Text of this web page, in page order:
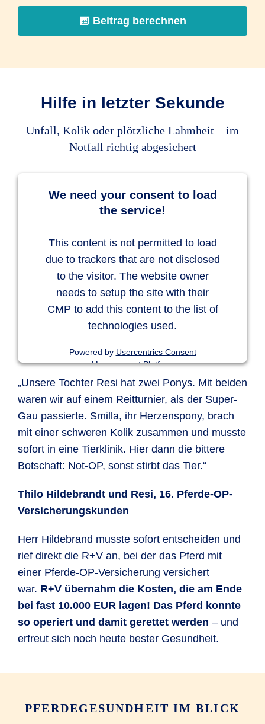
OP am Fesselringband
Sehnenscheiden, Brust- und
Geschlechtstrakt
Chip-Operation
Arthroskopie und Arthrotomie
unbegrenzt
Beitrag berechnen
Hilfe in letzter Sekunde
Unfall, Kolik oder plötzliche Lahmheit – im
Notfall richtig abgesichert
We need your consent to load
the service!
This content is not permitted to load
due to trackers that are not disclosed
to the visitor. The website owner
needs to setup the site with their
CMP to add this content to the list of
technologies used.
Powered by Usercentrics Consent
Management Platform
„Unsere Tochter Resi hat zwei Ponys. Mit beiden
waren wir auf einem Reitturnier, als der Super-
Gau passierte. Smilla, ihr Herzenspony, brach
mit einer schweren Kolik zusammen und musste
sofort in eine Tierklinik. Hier dann die bittere
Botschaft: Not-OP, sonst stirbt das Tier.“
Thilo Hildebrandt und Resi, 16. Pferde-OP-
Versicherungskunden
Herr Hildebrand musste sofort entscheiden und
rief direkt die R+V an, bei der das Pferd mit
einer Pferde-OP-Versicherung versichert
war. R+V übernahm die Kosten, die am Ende
bei fast 10.000 EUR lagen! Das Pferd konnte
so operiert und damit gerettet werden – und
erfreut sich noch heute bester Gesundheit.
PFERDEGESUNDHEIT IM BLICK